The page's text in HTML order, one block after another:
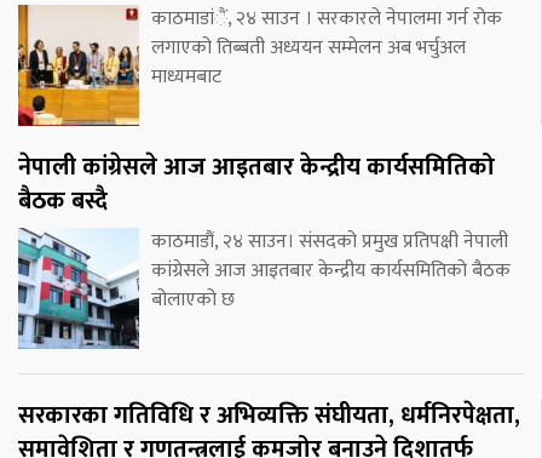
काठमाडांैं, २४ साउन । सरकारले नेपालमा गर्न रोक
लगाएको तिब्बती अध्ययन सम्मेलन अब भर्चुअल
माध्यमबाट
नेपाली कांग्रेसले आज आइतबार केन्द्रीय कार्यसमितिको
बैठक बस्दै
काठमाडौं, २४ साउन। संसदको प्रमुख प्रतिपक्षी नेपाली
कांग्रेसले आज आइतबार केन्द्रीय कार्यसमितिको बैठक
बोलाएको छ
सरकारका गतिविधि र अभिव्यक्ति संघीयता, धर्मनिरपेक्षता,
समावेशिता र गणतन्त्रलाई कमजोर बनाउने दिशातर्फ